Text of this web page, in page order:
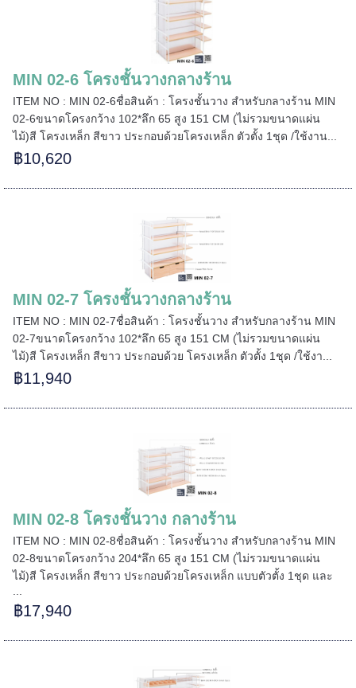
MIN 02-6 โครงชั้นวางกลางร้าน
ITEM NO : MIN 02-6ชื่อสินค้า : โครงชั้นวาง สำหรับกลางร้าน MIN
02-6ขนาดโครงกว้าง 102*ลึก 65 สูง 151 CM (ไม่รวมขนาดแผ่น
ไม้)สี โครงเหล็ก สีขาว ประกอบด้วยโครงเหล็ก ตัวตั้ง 1ชุด /ใช้งาน...
฿10,620
MIN 02-7 โครงชั้นวางกลางร้าน
ITEM NO : MIN 02-7ชื่อสินค้า : โครงชั้นวาง สำหรับกลางร้าน MIN
02-7ขนาดโครงกว้าง 102*ลึก 65 สูง 151 CM (ไม่รวมขนาดแผ่น
ไม้)สี โครงเหล็ก สีขาว ประกอบด้วย โครงเหล็ก ตัวตั้ง 1ชุด /ใช้งา...
฿11,940
MIN 02-8 โครงชั้นวาง กลางร้าน
ITEM NO : MIN 02-8ชื่อสินค้า : โครงชั้นวาง สำหรับกลางร้าน MIN
02-8ขนาดโครงกว้าง 204*ลึก 65 สูง 151 CM (ไม่รวมขนาดแผ่น
ไม้)สี โครงเหล็ก สีขาว ประกอบด้วยโครงเหล็ก แบบตัวตั้ง 1ชุด และ
฿17,940